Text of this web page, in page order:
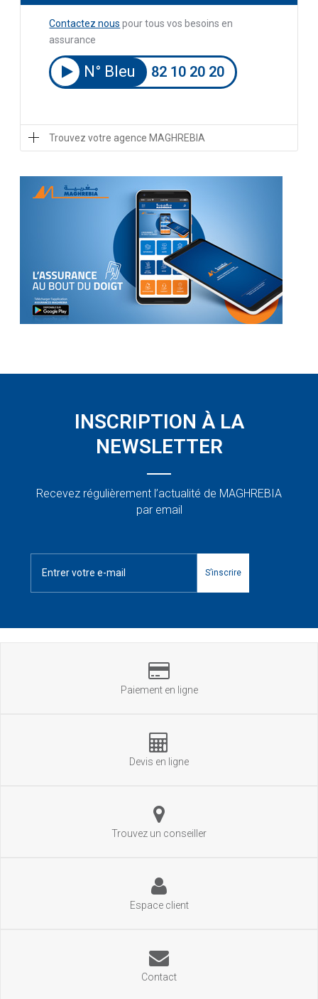
Contactez nous pour tous vos besoins en
assurance
N° Bleu 82 10 20 20
Trouvez votre agence MAGHREBIA
INSCRIPTION À LA
NEWSLETTER
Recevez régulièrement l’actualité de MAGHREBIA
par email
Paiement en ligne
Devis en ligne
Trouvez un conseiller
Espace client
Contact